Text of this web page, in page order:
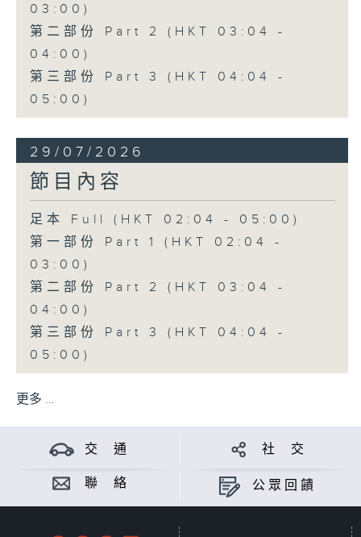
03:00)
第二部份 Part 2 (HKT 03:04 -
04:00)
第三部份 Part 3 (HKT 04:04 -
05:00)
29/07/2026
節目內容
足本 Full (HKT 02:04 - 05:00)
第一部份 Part 1 (HKT 02:04 -
03:00)
第二部份 Part 2 (HKT 03:04 -
04:00)
第三部份 Part 3 (HKT 04:04 -
05:00)
更多 ...
交 通 社 交
聯 絡 公眾回饋